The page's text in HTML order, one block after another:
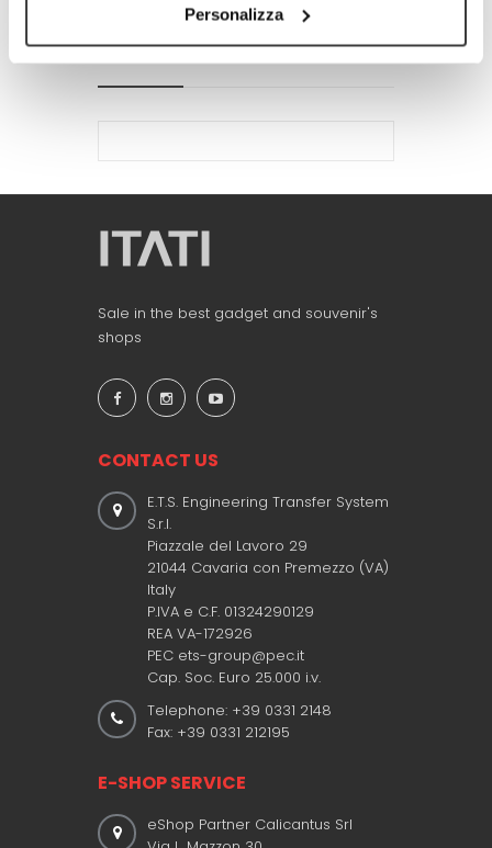
Personalizza
MORE INFO DATA SHEET
Sale in the best gadget and souvenir's
shops
CONTACT US
E.T.S. Engineering Transfer System
S.r.l.
Piazzale del Lavoro 29
21044 Cavaria con Premezzo (VA)
Italy
P.IVA e C.F. 01324290129
REA VA-172926
PEC ets-group@pec.it
Cap. Soc. Euro 25.000 i.v.
Telephone: +39 0331 2148
Fax: +39 0331 212195
E-SHOP SERVICE
eShop Partner Calicantus Srl